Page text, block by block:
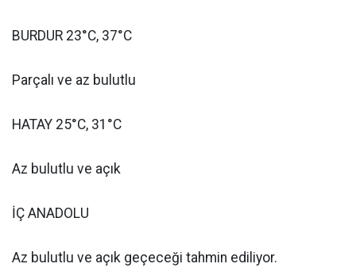
BURDUR 23°C, 37°C
Parçalı ve az bulutlu
HATAY 25°C, 31°C
Az bulutlu ve açık
İÇ ANADOLU
Az bulutlu ve açık geçeceği tahmin ediliyor.